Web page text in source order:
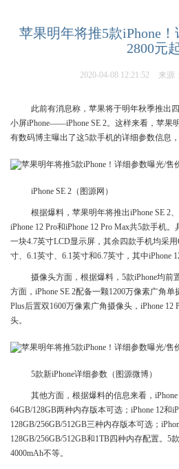
苹果明年将推5款iPhone
2800元
2020-04-08 12:21:52 来源：
此前有消息称，苹果将于明年秋季推出
小屏iPhone——iPhone SE 2。这样来看，苹果
有数码博主曝出了这5款手机的详细参数信息
iPhone SE 2（图源网）
根据爆料，苹果明年将推出iPhone SE 2、
iPhone 12 Pro和iPhone 12 Pro Max共5款手机
一块4.7英寸LCD显示屏，其余四款手机均采
寸、6.1英寸、6.1英寸和6.7英寸，其中iPhone
摄像头方面，根据爆料，5款iPhone均前
方面，iPhone SE 2配备一颗1200万像素广角单
Plus后置双1600万像素广角摄像头，iPhone 12
头。
5款新iPhone详细参数（图源微博）
其他方面，根据爆料的信息来看，
64GB/128GB两种内存版本可选；iPhone 12和
128GB/256GB/512GB三种内存版本可选；
128GB/256GB/512GB和1TB四种内存配置。5
4000mAh不等。